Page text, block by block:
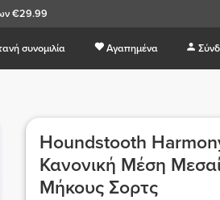
€29.99
συνομιλία Αγαπημένα
Houndstooth
Κανονική Μέση
Μήκους Σορτς